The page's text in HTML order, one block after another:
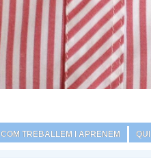
COM TREBALLEM I APRENEM